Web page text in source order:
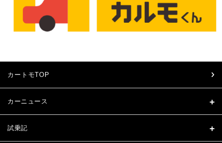
カートモTOP
カーニュース
試乗記